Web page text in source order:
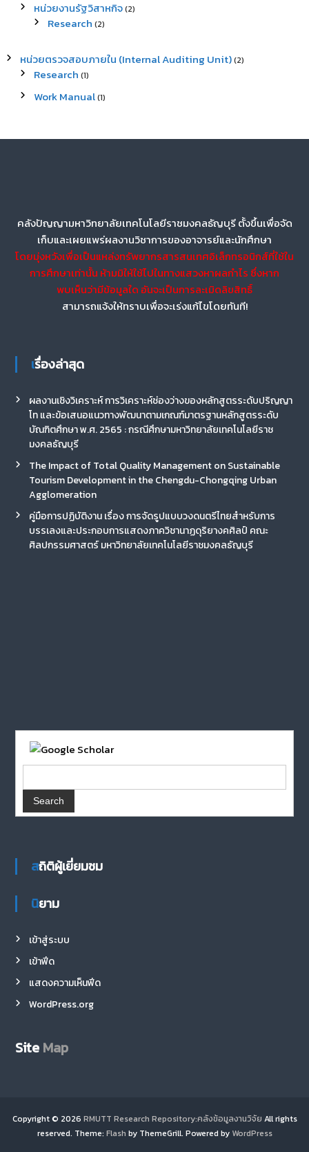
หน่วยงานรัฐวิสาหกิจ(2)
Research (2)
หน่วยตรวจสอบภายใน (Internal Auditing Unit)(2)
Research (1)
Work Manual(1)
คลังปัญญามหาวิทยาลัยเทคโนโลยีราชมงคลธัญบุรี ตั้งขึ้นเพื่อจัด
เก็บและเผยแพร่ผลงานวิชาการของอาจารย์และนักศึกษา
โดยมุ่งหวังเพื่อเป็นแหล่งทรัพยากรสารสนเทศอิเล็กทรอนิกส์ที่ใช้ใน
การศึกษาเท่านั้น ห้ามมิให้ใช้ไปในทางแสวงหาผลกำไร ซึ่งหาก
พบเห็นว่ามีข้อมูลใด อันจะเป็นการละเมิดลิขสิทธิ์
สามารถแจ้งให้ทราบเพื่อจะเร่งแก้ไขโดยทันที!
เรื่องล่าสุด
ผลงานเชิงวิเคราะห์ การวิเคราะห์ช่องว่างของหลักสูตรระดับปริญญา
โท และข้อเสนอแนวทางพัฒนาตามเกณฑ์มาตรฐานหลักสูตรระดับ
บัณฑิตศึกษา พ.ศ. 2565 : กรณีศึกษามหาวิทยาลัยเทคโนโลยีราช
มงคลธัญบุรี
The Impact of Total Quality Management on Sustainable
Tourism Development in the Chengdu-Chongqing Urban
Agglomeration
คู่มือการปฏิบัติงาน เรื่อง การจัดรูปแบบวงดนตรีไทยสำหรับการ
บรรเลงและประกอบการแสดงภาควิชานาฏดุริยางคศิลป์ คณะ
ศิลปกรรมศาสตร์ มหาวิทยาลัยเทคโนโลยีราชมงคลธัญบุรี
สถิติผู้เยี่ยมชม
นิยาม
เข้าสู่ระบบ
เข้าฟีด
แสดงความเห็นฟีด
WordPress.org
Site Map
Copyright © 2026 RMUTT Research Repository:คลังข้อมูลงานวิจัย All rights
reserved. Theme: Flash by ThemeGrill. Powered by WordPress